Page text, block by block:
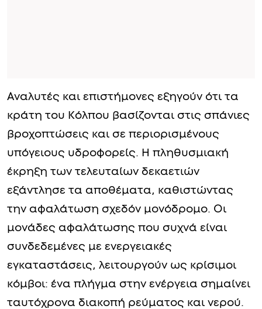
Αναλυτές και επιστήμονες εξηγούν ότι τα
κράτη του Κόλπου βασίζονται στις σπάνιες
βροχοπτώσεις και σε περιορισμένους
υπόγειους υδροφορείς. Η πληθυσμιακή
έκρηξη των τελευταίων δεκαετιών
εξάντλησε τα αποθέματα, καθιστώντας
την αφαλάτωση σχεδόν μονόδρομο. Οι
μονάδες αφαλάτωσης που συχνά είναι
συνδεδεμένες με ενεργειακές
εγκαταστάσεις, λειτουργούν ως κρίσιμοι
κόμβοι: ένα πλήγμα στην ενέργεια σημαίνει
ταυτόχρονα διακοπή ρεύματος και νερού.